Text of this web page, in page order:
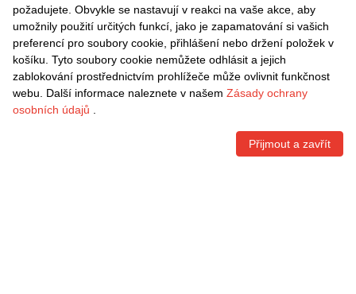
Danxen Dětské Liam
Humbles #15 Bílá Černá
Daleko Hráčské Dresy
2025/26 Dres
Kč1.496,70
Danxen Dětské Dan Moss
#2 Bílá Černá Daleko
Hráčské Dresy 2025/26 Dres
Kč1.496,70
požadujete. Obvykle se nastavují v reakci na vaše akce, aby
umožnily použití určitých funkcí, jako je zapamatování si vašich
preferencí pro soubory cookie, přihlášení nebo držení položek v
košíku. Tyto soubory cookie nemůžete odhlásit a jejich
zablokování prostřednictvím prohlížeče může ovlivnit funkčnost
webu. Další informace naleznete v našem Zásady ochrany
osobních údajů
Přijmout a zavřít